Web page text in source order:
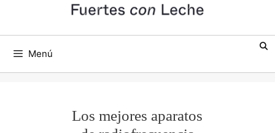
Menú
Los mejores aparatos